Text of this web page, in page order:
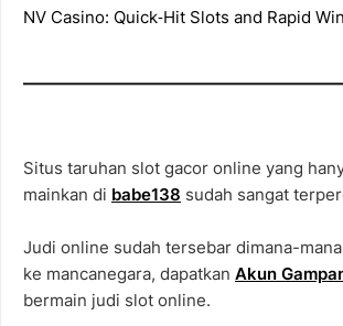
NV Casino: Quick‑Hit Slots and Rapid
Situs taruhan slot gacor online yang
mainkan di babe138 sudah sangat
Judi online sudah tersebar dimana-
ke mancanegara, dapatkan Akun
bermain judi slot online.